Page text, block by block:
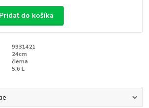
Pridať do košíka
9931421
24cm
čierna
5,6 L